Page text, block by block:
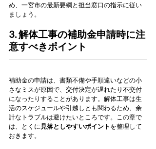
め、一宮市の最新要綱と担当窓口の指示に従い
ましょう。
3. 解体工事の補助金申請時に注
意すべきポイント
補助金の申請は、書類不備や手順違いなどの小
さなミスが原因で、交付決定が遅れたり不交付
になったりすることがあります。解体工事は生
活のスケジュールや引越しとも関わるため、余
計なトラブルは避けたいところです。この章で
は、とくに見落としやすいポイントを整理して
おきます。